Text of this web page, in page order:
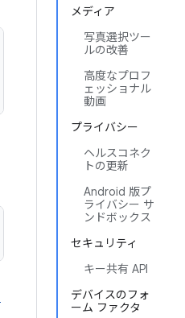
メディア
写真選択ツー
ルの改善
高度なプロフ
ェッショナル
動画
プライバシー
ヘルスコネク
トの更新
Android 版プ
ライバシー サ
ンドボックス
セキュリティ
キー共有 API
デバイスのフォ
ーム ファクタ